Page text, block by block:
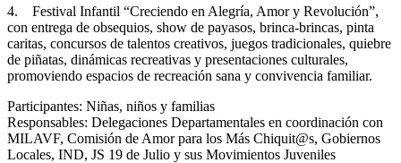
4. Festival Infantil “Creciendo en Alegría, Amor y Revolución”,
con entrega de obsequios, show de payasos, brinca-brincas, pinta
caritas, concursos de talentos creativos, juegos tradicionales, quiebre
de piñatas, dinámicas recreativas y presentaciones culturales,
promoviendo espacios de recreación sana y convivencia familiar.
Participantes: Niñas, niños y familias
Responsables: Delegaciones Departamentales en coordinación con
MILAVF, Comisión de Amor para los Más Chiquit@s, Gobiernos
Locales, IND, JS 19 de Julio y sus Movimientos Juveniles